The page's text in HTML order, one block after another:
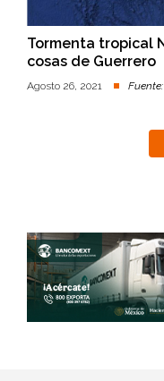
Tormenta tropical
cosas de Guerrero
Agosto 26, 2021 Fuente: